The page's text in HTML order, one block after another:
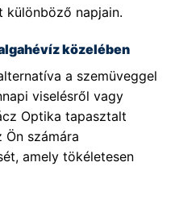
különböző napjain.
közelében
a szemüveggel
viselésről vagy
Optika tapasztalt
számára
amely tökéletesen